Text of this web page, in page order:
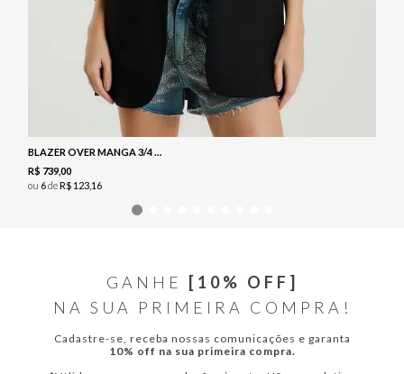
BLAZER OVER MANGA 3/4 - PRETO
R$ 73900
ou 6deR$ 123 16
GANHE
[10% OFF]
NA SUA PRIMEIRA COMPRA!
Cadastre-se, receba nossas comunicações e garanta
10% off na sua primeira compra.